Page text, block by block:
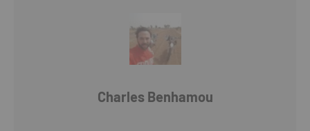
Charles Benhamou